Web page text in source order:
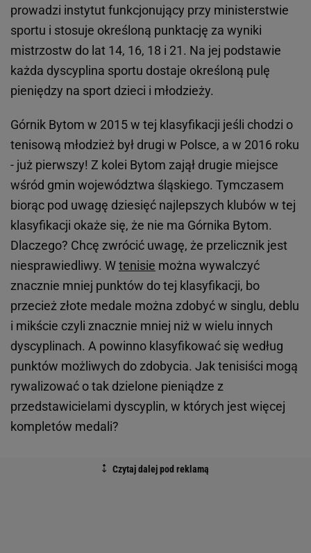
prowadzi instytut funkcjonujący przy ministerstwie
sportu i stosuje określoną punktację za wyniki
mistrzostw do lat 14, 16, 18 i 21. Na jej podstawie
każda dyscyplina sportu dostaje określoną pulę
pieniędzy na sport dzieci i młodzieży.
Górnik Bytom w 2015 w tej klasyfikacji jeśli chodzi o
tenisową młodzież był drugi w Polsce, a w 2016 roku
- już pierwszy! Z kolei Bytom zajął drugie miejsce
wśród gmin województwa śląskiego. Tymczasem
biorąc pod uwagę dziesięć najlepszych klubów w tej
klasyfikacji okaże się, że nie ma Górnika Bytom.
Dlaczego? Chcę zwrócić uwagę, że przelicznik jest
niesprawiedliwy. Wtenisie można wywalczyć
znacznie mniej punktów do tej klasyfikacji, bo
przecież złote medale można zdobyć w singlu, deblu
i mikście czyli znacznie mniej niż w wielu innych
dyscyplinach. A powinno klasyfikować się według
punktów możliwych do zdobycia. Jak tenisiści mogą
rywalizować o tak dzielone pieniądze z
przedstawicielami dyscyplin, w których jest więcej
kompletów medali?